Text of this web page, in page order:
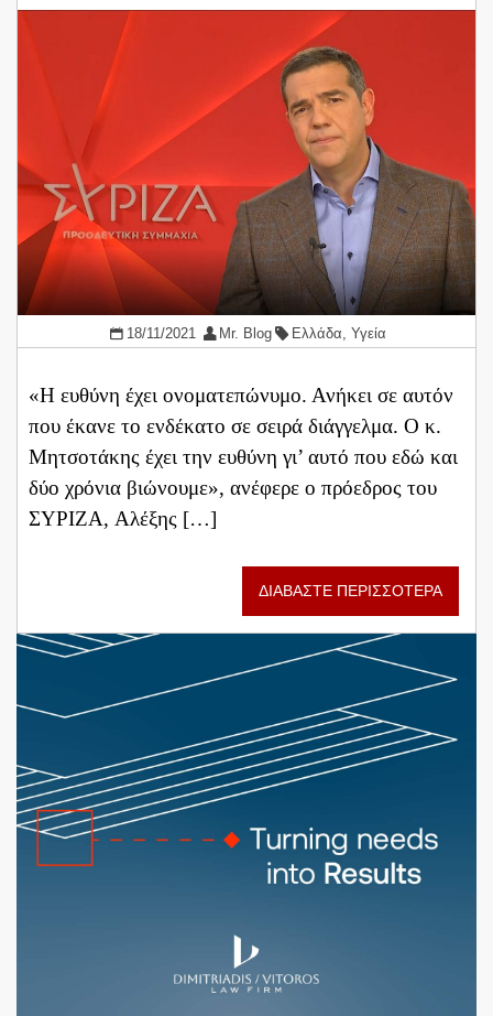
18/11/2021 Mr. Blog Ελλάδα ,Υγεία
«Η ευθύνη έχει ονοματεπώνυμο. Ανήκει σε αυτόν
που έκανε το ενδέκατο σε σειρά διάγγελμα. Ο κ.
Μητσοτάκης έχει την ευθύνη γι’ αυτό που εδώ και
δύο χρόνια βιώνουμε», ανέφερε ο πρόεδρος του
ΣΥΡΙΖΑ, Αλέξης […]
ΔΙΑΒΑΣΤΕ ΠΕΡΙΣΣΟΤΕΡΑ